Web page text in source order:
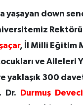
yaşayan down
, İl Milli Eğitim
ve Aileleri
yaklaşık 300
Dr.
Durmuş